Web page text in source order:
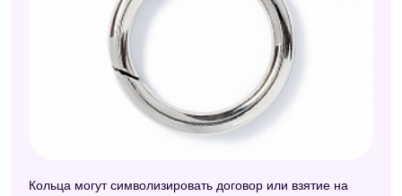
Кольца могут символизировать договор или взятие на